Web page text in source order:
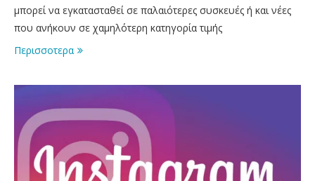
μπορεί να εγκατασταθεί σε παλαιότερες συσκευές ή και νέες
που ανήκουν σε χαμηλότερη κατηγορία τιμής
Περισσοτερα